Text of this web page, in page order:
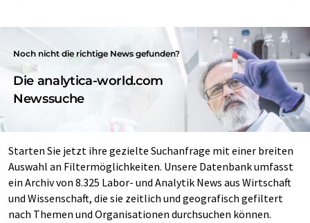
Noch nicht die richtige News gefunden?
Die analytica-world.com
Newssuche
Starten Sie jetzt ihre gezielte Suchanfrage mit einer breiten
Auswahl an Filtermöglichkeiten. Unsere Datenbank umfasst
ein Archiv von 8.325 Labor- und Analytik News aus Wirtschaft
und Wissenschaft, die sie zeitlich und geografisch gefiltert
nach Themen und Organisationen durchsuchen können.